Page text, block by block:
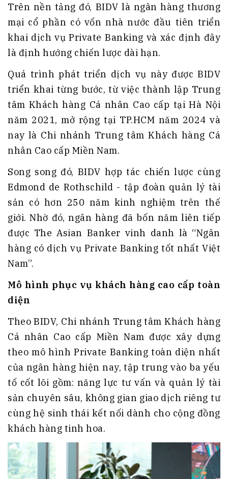
Trên nền tảng đó, BIDV là ngân hàng thương
mại cổ phần có vốn nhà nước đầu tiên triển
khai dịch vụ Private Banking và xác định đây
là định hướng chiến lược dài hạn.
Quá trình phát triển dịch vụ này được BIDV
triển khai từng bước, từ việc thành lập Trung
tâm Khách hàng Cá nhân Cao cấp tại Hà Nội
năm 2021, mở rộng tại TP.HCM năm 2024 và
nay là Chi nhánh Trung tâm Khách hàng Cá
nhân Cao cấp Miền Nam.
Song song đó, BIDV hợp tác chiến lược cùng
Edmond de Rothschild - tập đoàn quản lý tài
sản có hơn 250 năm kinh nghiệm trên thế
giới. Nhờ đó, ngân hàng đã bốn năm liên tiếp
được The Asian Banker vinh danh là “Ngân
hàng có dịch vụ Private Banking tốt nhất Việt
Nam”.
Mô hình phục vụ khách hàng cao cấp toàn
diện
Theo BIDV, Chi nhánh Trung tâm Khách hàng
Cá nhân Cao cấp Miền Nam được xây dựng
theo mô hình Private Banking toàn diện nhất
của ngân hàng hiện nay, tập trung vào ba yếu
tố cốt lõi gồm: năng lực tư vấn và quản lý tài
sản chuyên sâu, không gian giao dịch riêng tư
cùng hệ sinh thái kết nối dành cho cộng đồng
khách hàng tinh hoa.